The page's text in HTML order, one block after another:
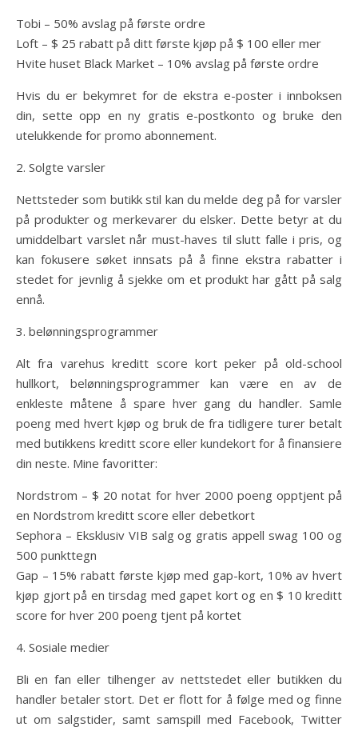
Tobi – 50% avslag på første ordre
Loft – $ 25 rabatt på ditt første kjøp på $ 100 eller mer
Hvite huset Black Market – 10% avslag på første ordre
Hvis du er bekymret for de ekstra e-poster i innboksen
din, sette opp en ny gratis e-postkonto og bruke den
utelukkende for promo abonnement.
2. Solgte varsler
Nettsteder som butikk stil kan du melde deg på for varsler
på produkter og merkevarer du elsker. Dette betyr at du
umiddelbart varslet når must-haves til slutt falle i pris, og
kan fokusere søket innsats på å finne ekstra rabatter i
stedet for jevnlig å sjekke om et produkt har gått på salg
ennå.
3. belønningsprogrammer
Alt fra varehus kreditt score kort peker på old-school
hullkort, belønningsprogrammer kan være en av de
enkleste måtene å spare hver gang du handler. Samle
poeng med hvert kjøp og bruk de fra tidligere turer betalt
med butikkens kreditt score eller kundekort for å finansiere
din neste. Mine favoritter:
Nordstrom – $ 20 notat for hver 2000 poeng opptjent på
en Nordstrom kreditt score eller debetkort
Sephora – Eksklusiv VIB salg og gratis appell swag 100 og
500 punkttegn
Gap – 15% rabatt første kjøp med gap-kort, 10% av hvert
kjøp gjort på en tirsdag med gapet kort og en $ 10 kreditt
score for hver 200 poeng tjent på kortet
4. Sosiale medier
Bli en fan eller tilhenger av nettstedet eller butikken du
handler betaler stort. Det er flott for å følge med og finne
ut om salgstider, samt samspill med Facebook, Twitter